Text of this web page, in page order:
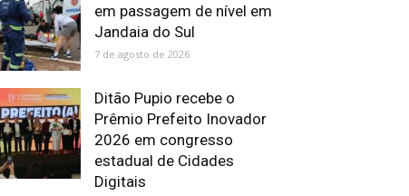
em passagem de nível em
Jandaia do Sul
7 de agosto de 2026
Ditão Pupio recebe o
Prêmio Prefeito Inovador
2026 em congresso
estadual de Cidades
Digitais